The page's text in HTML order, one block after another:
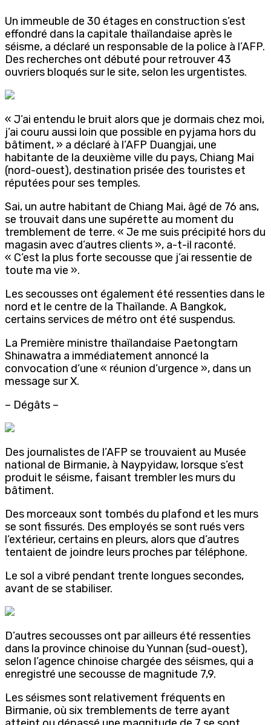
Un immeuble de 30 étages en construction s’est
effondré dans la capitale thaïlandaise après le
séisme, a déclaré un responsable de la police à l’AFP.
Des recherches ont débuté pour retrouver 43
ouvriers bloqués sur le site, selon les urgentistes.
« J’ai entendu le bruit alors que je dormais chez moi,
j’ai couru aussi loin que possible en pyjama hors du
bâtiment, » a déclaré à l’AFP Duangjai, une
habitante de la deuxième ville du pays, Chiang Mai
(nord-ouest), destination prisée des touristes et
réputées pour ses temples.
Sai, un autre habitant de Chiang Mai, âgé de 76 ans,
se trouvait dans une supérette au moment du
tremblement de terre. « Je me suis précipité hors du
magasin avec d’autres clients », a-t-il raconté.
« C’est la plus forte secousse que j’ai ressentie de
toute ma vie ».
Les secousses ont également été ressenties dans le
nord et le centre de la Thaïlande. A Bangkok,
certains services de métro ont été suspendus.
La Première ministre thaïlandaise Paetongtarn
Shinawatra a immédiatement annoncé la
convocation d’une « réunion d’urgence », dans un
message sur X.
– Dégâts –
Des journalistes de l’AFP se trouvaient au Musée
national de Birmanie, à Naypyidaw, lorsque s’est
produit le séisme, faisant trembler les murs du
bâtiment.
Des morceaux sont tombés du plafond et les murs
se sont fissurés. Des employés se sont rués vers
l’extérieur, certains en pleurs, alors que d’autres
tentaient de joindre leurs proches par téléphone.
Le sol a vibré pendant trente longues secondes,
avant de se stabiliser.
D’autres secousses ont par ailleurs été ressenties
dans la province chinoise du Yunnan (sud-ouest),
selon l’agence chinoise chargée des séismes, qui a
enregistré une secousse de magnitude 7,9.
Les séismes sont relativement fréquents en
Birmanie, où six tremblements de terre ayant